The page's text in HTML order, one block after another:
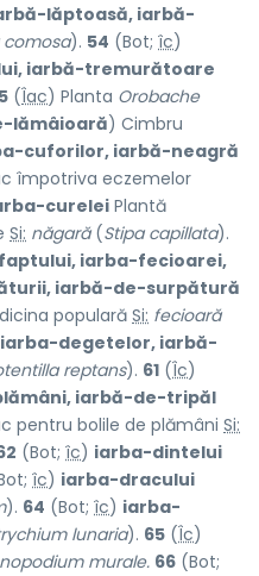
lăptoasă, iarbă-
comosa). 54 (Bot; îc)
iarbă-tremurătoare
(Îac) Planta Orobache
lămâioară) Cimbru
cuforilor, iarbă-neagră
împotriva eczemelor
curelei Plantă
Si: năgară(Stipa capillata).
iarba-fecioarei,
iarbă-de-surpătură
populară Si: fecioară
iarba-degetelor, iarbă-
reptans). 61 (Îc)
iarbă-de-tripăl
pentru bolile de plămâni Si:
(Bot; îc) iarba-dintelui
îc) iarba-dracului
). 64 (Bot; îc) iarba-
lunaria). 65 (Îc)
murale. 66 (Bot;